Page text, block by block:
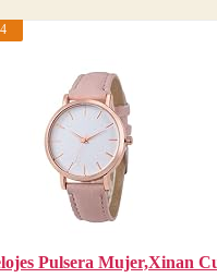
Pulsera Mujer,Xinan